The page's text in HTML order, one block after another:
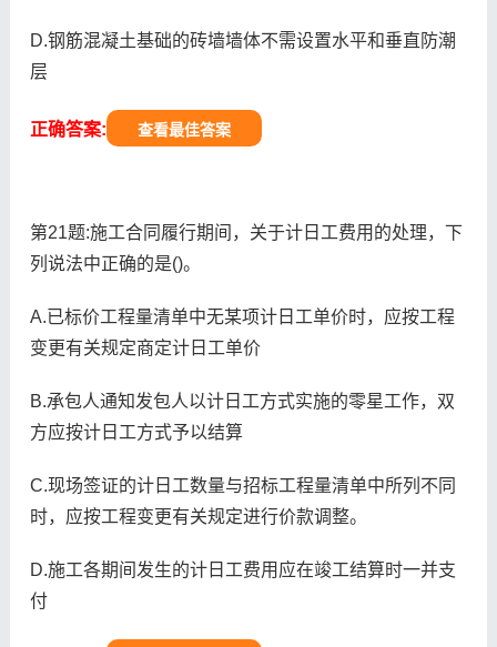
D.钢筋混凝土基础的砖墙墙体不需设置水平和垂直防潮
层
正确答案: 查看最佳答案
第21题:施工合同履行期间，关于计日工费用的处理，下
列说法中正确的是()。
A.已标价工程量清单中无某项计日工单价时，应按工程
变更有关规定商定计日工单价
B.承包人通知发包人以计日工方式实施的零星工作，双
方应按计日工方式予以结算
C.现场签证的计日工数量与招标工程量清单中所列不同
时，应按工程变更有关规定进行价款调整。
D.施工各期间发生的计日工费用应在竣工结算时一并支
付